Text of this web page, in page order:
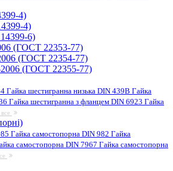
4)
4)
6)
(ГОСТ 22353-77)
(ГОСТ 22354-77)
(ГОСТ 22355-77)
Гайка шестигранна низька DIN 439B Гайка
Гайка шестигранна з фланцем DIN 6923 Гайка
Гайка самостопорна DIN 982 Гайка
самостопорна DIN 7967 Гайка самостопорна